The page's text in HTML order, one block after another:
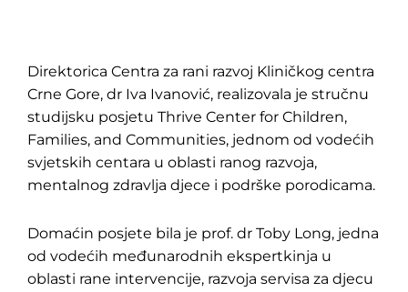
Direktorica Centra za rani razvoj Kliničkog centra
Crne Gore, dr Iva Ivanović, realizovala je stručnu
studijsku posjetu Thrive Center for Children,
Families, and Communities, jednom od vodećih
svjetskih centara u oblasti ranog razvoja,
mentalnog zdravlja djece i podrške porodicama.
Domaćin posjete bila je prof. dr Toby Long, jedna
od vodećih međunarodnih ekspertkinja u
oblasti rane intervencije, razvoja servisa za djecu